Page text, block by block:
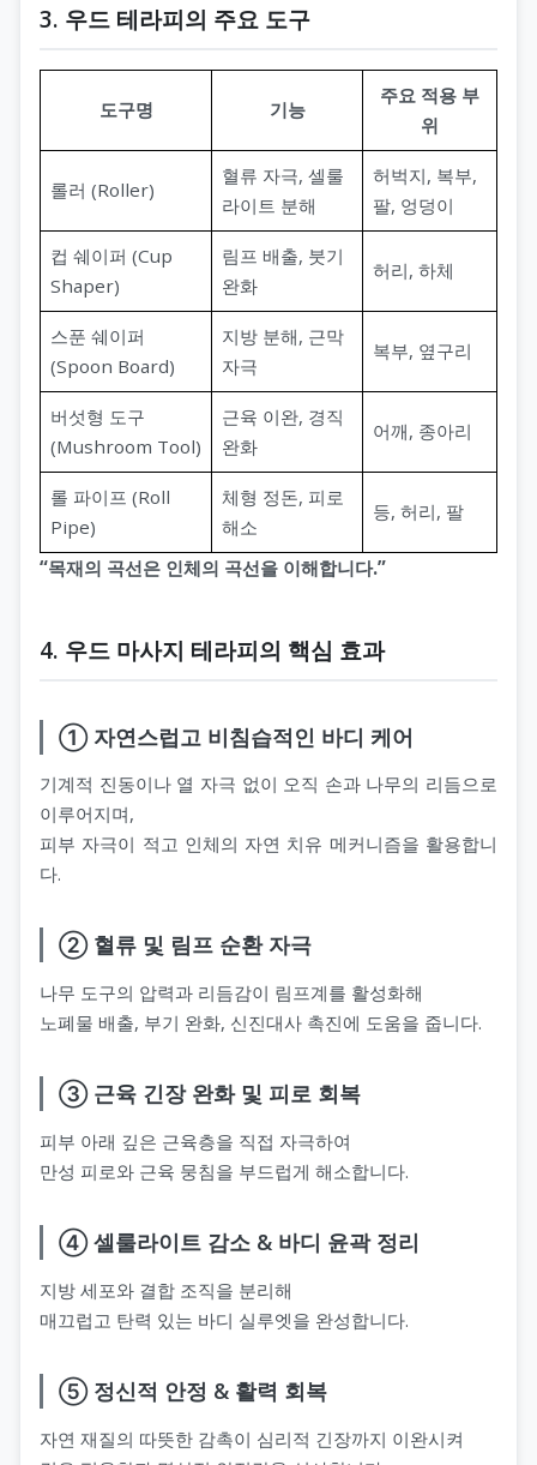
3. 우드 테라피의 주요 도구
도구명 기능
주요 적용 부
위
롤러 (Roller)
혈류 자극, 셀룰
라이트 분해
허벅지, 복부,
팔, 엉덩이
컵 쉐이퍼 (Cup
Shaper)
림프 배출, 붓기
완화
허리, 하체
스푼 쉐이퍼
(Spoon Board)
지방 분해, 근막
자극
복부, 옆구리
버섯형 도구
(Mushroom Tool)
근육 이완, 경직
완화
어깨, 종아리
롤 파이프 (Roll
Pipe)
체형 정돈, 피로
해소
등, 허리, 팔
“목재의 곡선은 인체의 곡선을 이해합니다.”
4. 우드 마사지 테라피의 핵심 효과
① 자연스럽고 비침습적인 바디 케어
기계적 진동이나 열 자극 없이 오직 손과 나무의 리듬으로
이루어지며,
피부 자극이 적고 인체의 자연 치유 메커니즘을 활용합니
다.
② 혈류 및 림프 순환 자극
나무 도구의 압력과 리듬감이 림프계를 활성화해
노폐물 배출, 부기 완화, 신진대사 촉진에 도움을 줍니다.
③ 근육 긴장 완화 및 피로 회복
피부 아래 깊은 근육층을 직접 자극하여
만성 피로와 근육 뭉침을 부드럽게 해소합니다.
④ 셀룰라이트 감소 & 바디 윤곽 정리
지방 세포와 결합 조직을 분리해
매끄럽고 탄력 있는 바디 실루엣을 완성합니다.
⑤ 정신적 안정 & 활력 회복
자연 재질의 따뜻한 감촉이 심리적 긴장까지 이완시켜